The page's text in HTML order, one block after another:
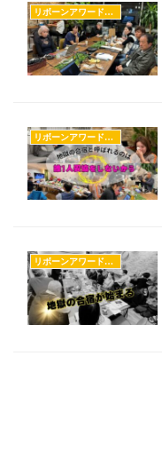
リボーンアワードのすべて
リボーンアワードのすべて
リボーンアワードのすべて